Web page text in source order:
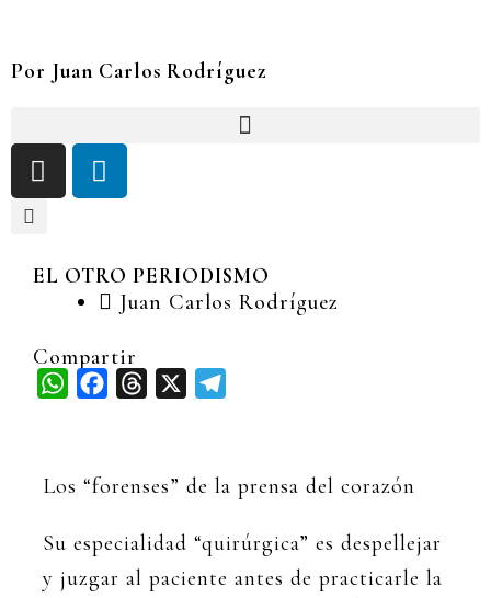
Por Juan Carlos Rodríguez
I
n
a
g
a
m
L
i
e
d
i
n
EL OTRO PERIODISMO
Juan Carlos Rodríguez
Compartir
WhatsAppFacebookThreads
Los “forenses” de la prensa del corazón
Su especialidad “quirúrgica” es despellejar
y juzgar al paciente antes de practicarle la